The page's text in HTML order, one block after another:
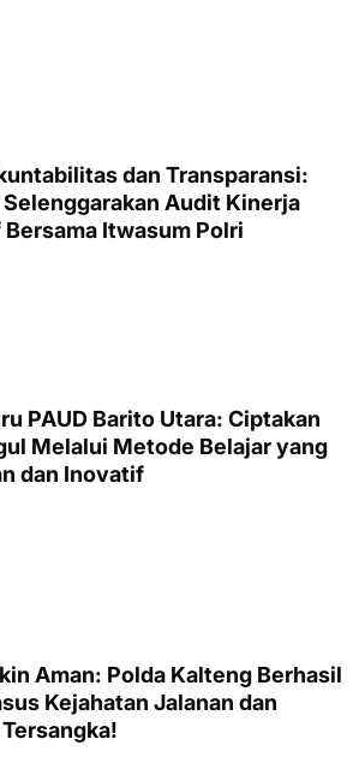
dan Transparansi:
Audit Kinerja
Itwasum Polri
PAUD Barito Utara: Ciptakan
Melalui Metode Belajar yang
dan Inovatif
Aman: Polda Kalteng Berhasil
Kejahatan Jalanan dan